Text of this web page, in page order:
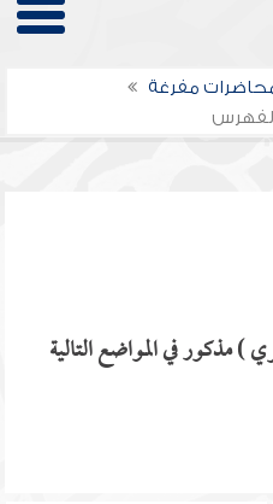
مفرغة
) مذكور في المواضع التالية